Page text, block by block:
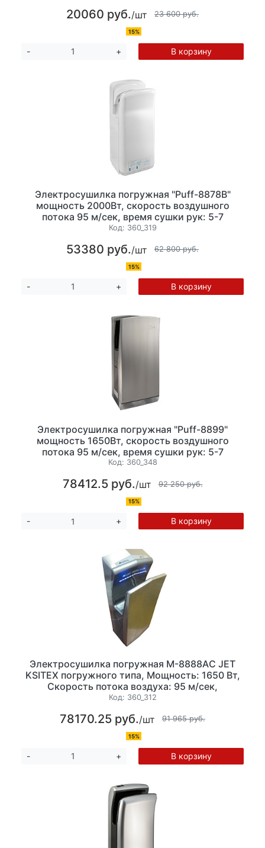
295х145х320 ЗАКАЗНАЯ ПОЗИЦИЯ
20060 руб./шт 23 600 руб.
15%
- + В корзину
Электросушилка погружная "Puff-8878B"
мощность 2000Вт, скорость воздушного
потока 95 м/сек, время сушки рук: 5-7
сек.Температура воздушного потока: 43°С,
ПОЗИЦИЯ
Код: 360_319
53380 руб./шт 62 800 руб.
15%
- + В корзину
Электросушилка погружная "Puff-8899"
мощность 1650Вт, скорость воздушного
потока 95 м/сек, время сушки рук: 5-7
сек.Температура воздушного потока: 23-54°С,
(ШхГхВ) 300х220х725мм ЗАКАЗНАЯ ПОЗИЦИЯ
Код: 360_348
78412.5 руб./шт 92 250 руб.
15%
- + В корзину
Электросушилка погружная M-8888АC JET
KSITEX погружного типа, Мощность: 1650 Вт,
Скорость потока воздуха: 95 м/сек,
нержавеющая сталь, Время сушки рук: 6-9 сек
Код: 360_312
78170.25 руб./шт 91 965 руб.
15%
- + В корзину